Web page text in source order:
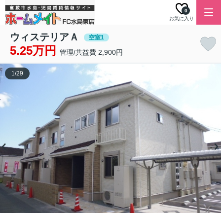
お気に入り
0
ウィステリアＡ 空室1
5.25万円 管理/共益費 2,900円
1/29